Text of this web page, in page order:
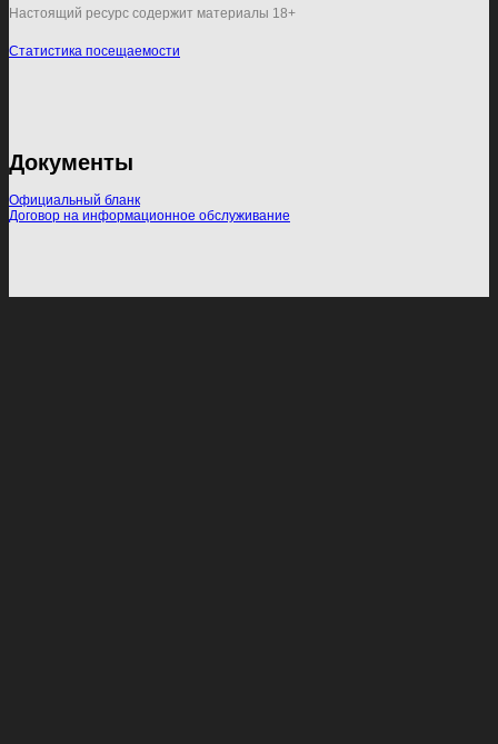
Настоящий ресурс содержит материалы 18+
Статистика посещаемости
Документы
Официальный бланк
Договор на информационное обслуживание